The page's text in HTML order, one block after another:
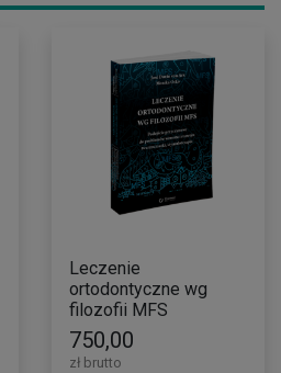
Leczenie
ortodontyczne wg
filozofii MFS
750,00
zł brutto